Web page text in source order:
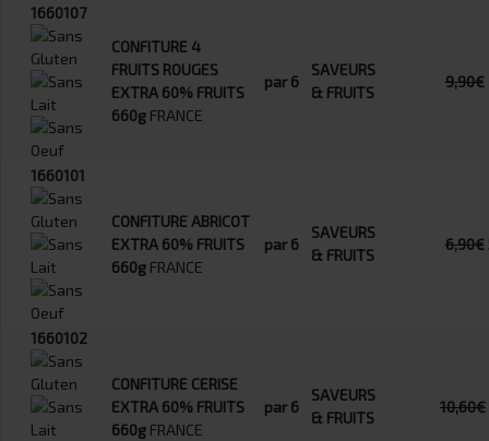
1660107
CONFITURE 4
FRUITS ROUGES
EXTRA 60% FRUITS
660g FRANCE
par 6
SAVEURS
& FRUITS
9,90€
1660101
CONFITURE ABRICOT
EXTRA 60% FRUITS
660g FRANCE
par 6
SAVEURS
& FRUITS
6,90€
1660102
CONFITURE CERISE
EXTRA 60% FRUITS
660g FRANCE
par 6
SAVEURS
& FRUITS
10,60€